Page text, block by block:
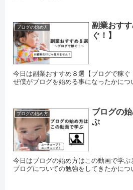
ブログの始め方
副業おす
ぐ！】
今日は副業おすすめ８選【ブログで稼
ぜ僕がブログを始める事になったかにつ
ブログの始め方
ブログの
ぶ
今日はブログの始め方はこの動画で学
ブログについての勉強をしてきたかにつ